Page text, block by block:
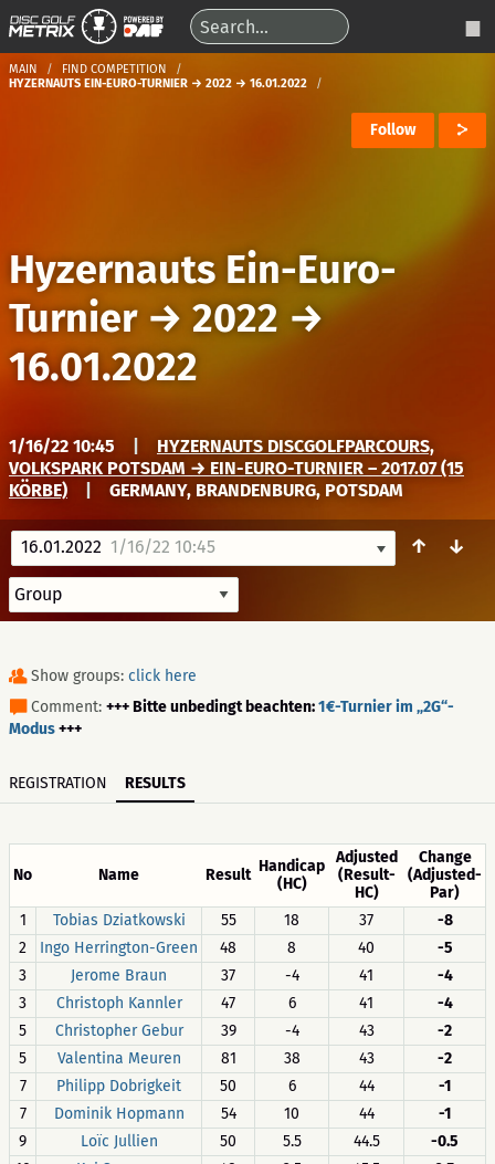
MAIN
FIND COMPETITION
HYZERNAUTS EIN-EURO-TURNIER → 2022 → 16.01.2022
Follow
Hyzernauts Ein-Euro-
Turnier→ 2022 →
16.01.2022
1/16/22 10:45
HYZERNAUTS DISCGOLFPARCOURS,
VOLKSPARK POTSDAM → EIN-EURO-TURNIER – 2017.07 (15
KÖRBE)
GERMANY, BRANDENBURG, POTSDAM
16.01.2022 1/16/22 10:45 ↑ ↓
Show groups: click here
Comment: +++ Bitte unbedingt beachten:1€-Turnier im „2G“-
Modus+++
REGISTRATION RESULTS
No Name Result Handicap
(HC)
Adjusted
(Result-
HC)
Change
(Adjusted-
Par)
1
Tobias Dziatkowski 55 18 37
-8
2
Ingo Herrington-Green 48 8 40
-5
3
Jerome Braun 37 -4 41
-4
3
Christoph Kannler 47 6 41
-4
5
Christopher Gebur 39 -4 43
-2
5
Valentina Meuren 81 38 43
-2
7
Philipp Dobrigkeit 50 6 44
-1
7
Dominik Hopmann 54 10 44
-1
9
Loïc Jullien 50 5.5 44.5
-0.5